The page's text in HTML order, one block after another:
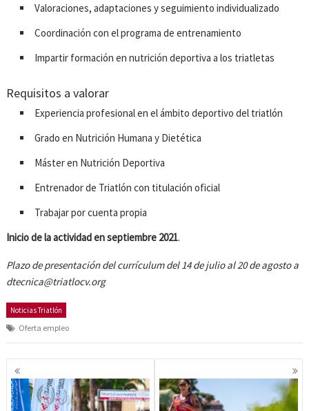
Valoraciones, adaptaciones y seguimiento individualizado
Coordinación con el programa de entrenamiento
Impartir formación en nutrición deportiva a los triatletas
Requisitos a valorar
Experiencia profesional en el ámbito deportivo del triatlón
Grado en Nutrición Humana y Dietética
Máster en Nutrición Deportiva
Entrenador de Triatlón con titulación oficial
Trabajar por cuenta propia
Inicio de la actividad en septiembre 2021.
Plazo de presentación del currículum del 14 de julio al 20 de agosto a
dtecnica@triatlocv.org
Noticias Triatlón
Oferta empleo
Navegación
de
entradas